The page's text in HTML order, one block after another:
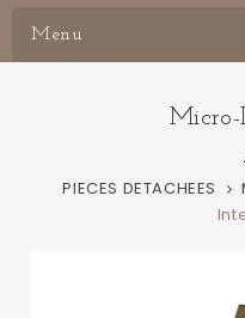
Menu
Micro-
PIECES DETACHEES